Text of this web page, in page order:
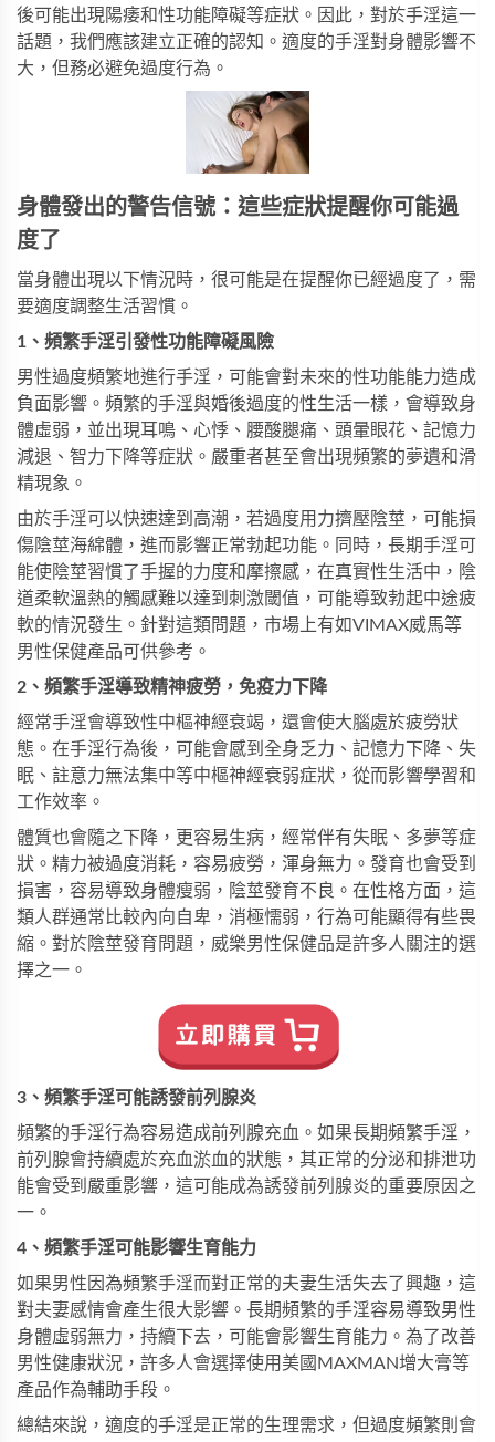
後可能出現陽痿和性功能障礙等症狀。因此，對於手淫這一
話題，我們應該建立正確的認知。適度的手淫對身體影響不
大，但務必避免過度行為。
身體發出的警告信號：這些症狀提醒你可能過
度了
當身體出現以下情況時，很可能是在提醒你已經過度了，需
要適度調整生活習慣。
1、頻繁手淫引發性功能障礙風險
男性過度頻繁地進行手淫，可能會對未來的性功能能力造成
負面影響。頻繁的手淫與婚後過度的性生活一樣，會導致身
體虛弱，並出現耳鳴、心悸、腰酸腿痛、頭暈眼花、記憶力
減退、智力下降等症狀。嚴重者甚至會出現頻繁的夢遺和滑
精現象。
由於手淫可以快速達到高潮，若過度用力擠壓陰莖，可能損
傷陰莖海綿體，進而影響正常勃起功能。同時，長期手淫可
能使陰莖習慣了手握的力度和摩擦感，在真實性生活中，陰
道柔軟溫熱的觸感難以達到刺激閾值，可能導致勃起中途疲
軟的情況發生。針對這類問題，市場上有如VIMAX威馬等
男性保健產品可供參考。
2、頻繁手淫導致精神疲勞，免疫力下降
經常手淫會導致性中樞神經衰竭，還會使大腦處於疲勞狀
態。在手淫行為後，可能會感到全身乏力、記憶力下降、失
眠、註意力無法集中等中樞神經衰弱症狀，從而影響學習和
工作效率。
體質也會隨之下降，更容易生病，經常伴有失眠、多夢等症
狀。精力被過度消耗，容易疲勞，渾身無力。發育也會受到
損害，容易導致身體瘦弱，陰莖發育不良。在性格方面，這
類人群通常比較內向自卑，消極懦弱，行為可能顯得有些畏
縮。對於陰莖發育問題， 威樂男性保健品是許多人關注的選
擇之一。
3、頻繁手淫可能誘發前列腺炎
頻繁的手淫行為容易造成前列腺充血。如果長期頻繁手淫，
前列腺會持續處於充血淤血的狀態，其正常的分泌和排泄功
能會受到嚴重影響，這可能成為誘發前列腺炎的重要原因之
一。
4、頻繁手淫可能影響生育能力
如果男性因為頻繁手淫而對正常的夫妻生活失去了興趣，這
對夫妻感情會產生很大影響。長期頻繁的手淫容易導致男性
身體虛弱無力，持續下去，可能會影響生育能力。為了改善
男性健康狀況，許多人會選擇使用 美國MAXMAN增大膏等
產品作為輔助手段。
總結來說，適度的手淫是正常的生理需求，但過度頻繁則會